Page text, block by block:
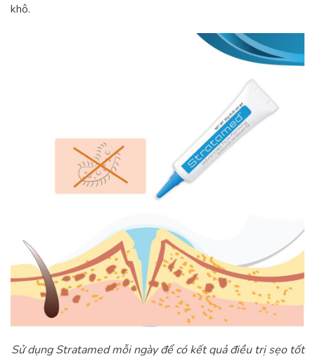
khô.
Sử dụng Stratamed mỗi ngày để có kết quả điều trị sẹo tốt